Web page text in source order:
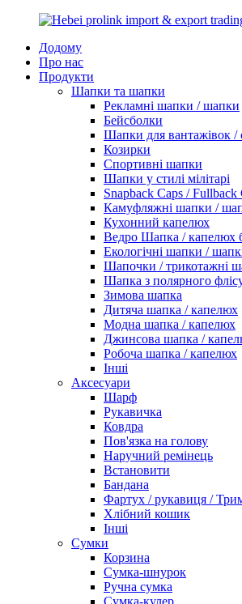
Додому
Про нас
Продукти
Шапки та шапки
Рекламні шапки / шапки
Бейсболки
Шапки для вантажівок /
Козирки
Спортивні шапки
Шапки у стилі мілітарі
Snapback Caps / Fullback
Камуфляжні шапки /
Кухонний капелюх
Ведро Шапка / капелюх
Екологічні шапки /
Шапочки / трикотажні
Шапка з полярного
Зимова шапка
Дитяча шапка / капелюх
Модна шапка / капелюх
Джинсова шапка /
Робоча шапка / капелюх
Інші
Аксесуари
Шарф
Рукавичка
Ковдра
Пов'язка на голову
Наручний ремінець
Встановити
Бандана
Фартух / рукавиця /
Хлібний кошик
Інші
Сумки
Корзина
Сумка-шнурок
Ручна сумка
Сумка-кулер